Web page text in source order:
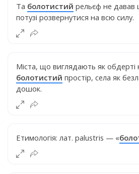
Та болотистий рельєф не давав
потузі розвернутися на всю силу.
Міста, що виглядають як обдерті
болотистий простір, села як
дошок.
Етимологія: лат. palustris — «